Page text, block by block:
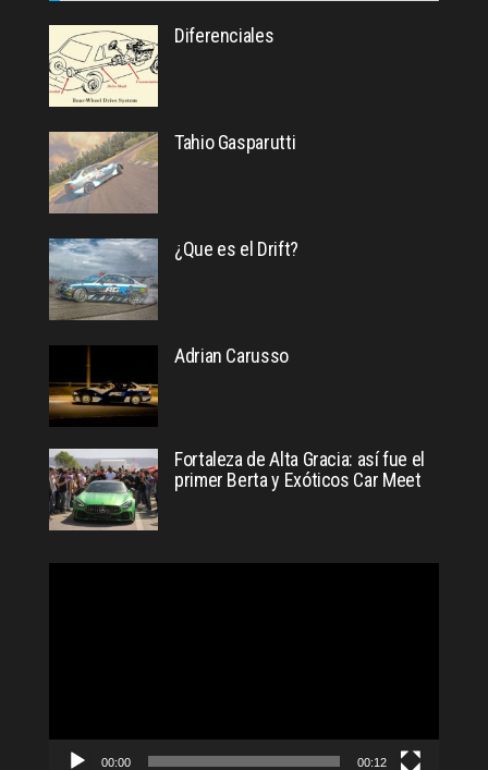
Diferenciales
Tahio Gasparutti
¿Que es el Drift?
Adrian Carusso
Fortaleza de Alta Gracia: así fue el
primer Berta y Exóticos Car Meet
00:00 00:12